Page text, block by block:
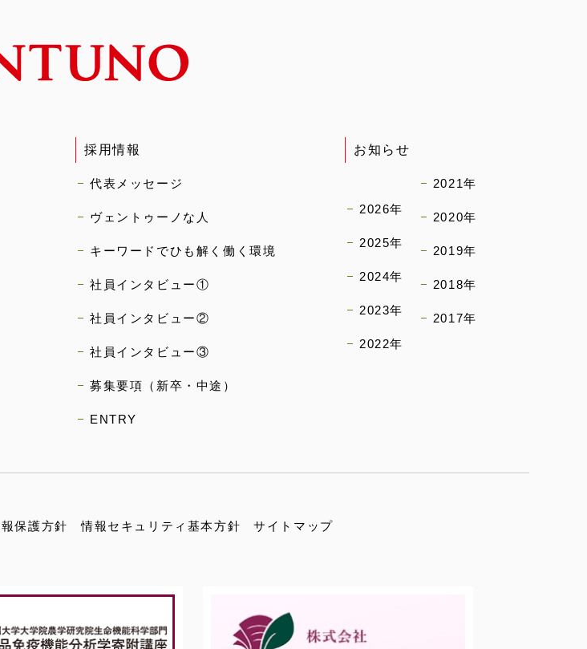
採用情報
代表メッセージ
ヴェントゥーノな人
キーワードでひも解く働く環境
社員インタビュー①
社員インタビュー②
社員インタビュー③
募集要項（新卒・中途）
ENTRY
お知らせ
2026年
2025年
2024年
2023年
2022年
2021年
2020年
2019年
2018年
2017年
保護方針 情報セキュリティ基本方針 サイトマップ